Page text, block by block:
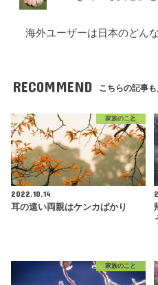
海外ユーザーは日本のどん
RECOMMEND こちらの記事も
家族のこと
2022.10.14
耳の遠い両親はケンカばかり
家族のこと